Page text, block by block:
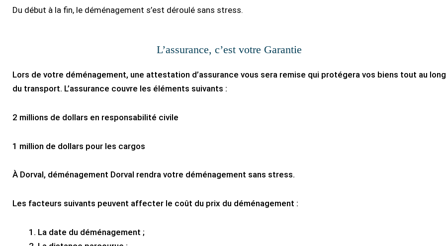
Du début à la fin, le déménagement s’est déroulé sans stress.
L’assurance, c’est votre Garantie
Lors de votre déménagement, une attestation d’assurance vous sera remise qui protégera vos biens tout au long
du transport. L’assurance couvre les éléments suivants :
2 millions de dollars en responsabilité civile
1 million de dollars pour les cargos
À Dorval, déménagement Dorval rendra votre déménagement sans stress.
Les facteurs suivants peuvent affecter le coût du prix du déménagement :
La date du déménagement ;